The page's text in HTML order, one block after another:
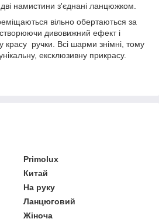
намистини з'єднані ланцюжком.
вільно обертаються за
дивовижний ефект і
красу ручки. Всі шарми знімні, тому
ексклюзивну прикрасу.
Primolux
Китай
На руку
Ланцюговий
Жіноча